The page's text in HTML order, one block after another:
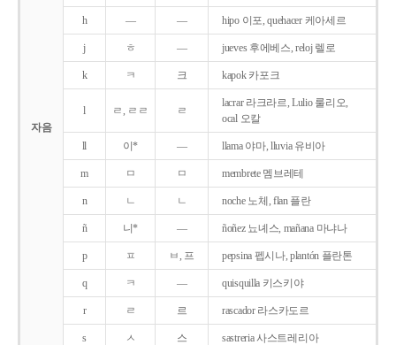
자음
h ― ― hipo 이포, quehacer 케아세르
j ㅎ ― jueves 후에베스, reloj 렐로
k ㅋ 크 kapok 카포크
l ㄹ, ㄹㄹ ㄹ
lacrar 라크라르, Lulio 룰리오,
ocal 오칼
ll 이* ― llama 야마, lluvia 유비아
m ㅁ ㅁ membrete 멤브레테
n ㄴ ㄴ noche 노체, flan 플란
ñ 니* ― ñoñez 뇨녜스, mañana 마냐나
p ㅍ ㅂ, 프 pepsina 펩시나, plantón 플란톤
q ㅋ ― quisquilla 키스키야
r ㄹ 르 rascador 라스카도르
s ㅅ 스 sastreria 사스트레리아